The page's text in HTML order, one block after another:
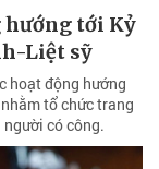
hướng tới Kỷ
Liệt sỹ
hoạt động hướng
tổ chức trang
có công.